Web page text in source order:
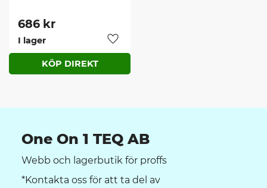
och skivmaterial mot
686 kr
Lägg till i favoriter
I lager
One On 1 TEQ AB
Webb och lagerbutik för proffs
*Kontakta oss för att ta del av